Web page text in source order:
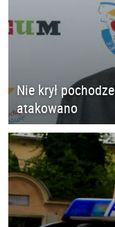
Nie krył
atakowano